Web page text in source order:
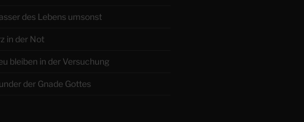
des Lebens umsonst
in der Not
bleiben in der Versuchung
der Gnade Gottes